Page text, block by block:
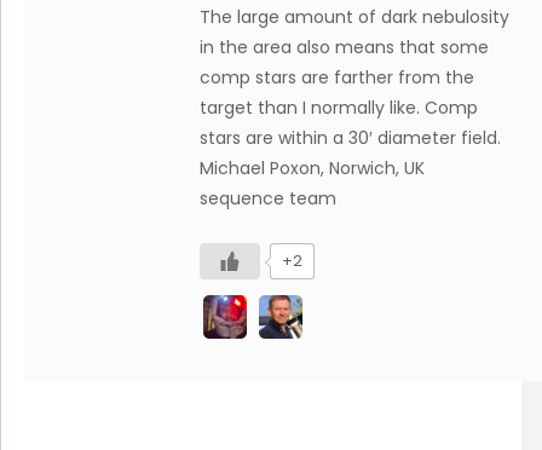
The large amount of dark nebulosity
in the area also means that some
comp stars are farther from the
target than I normally like. Comp
stars are within a 30′ diameter field.
Michael Poxon, Norwich, UK
sequence team
+2